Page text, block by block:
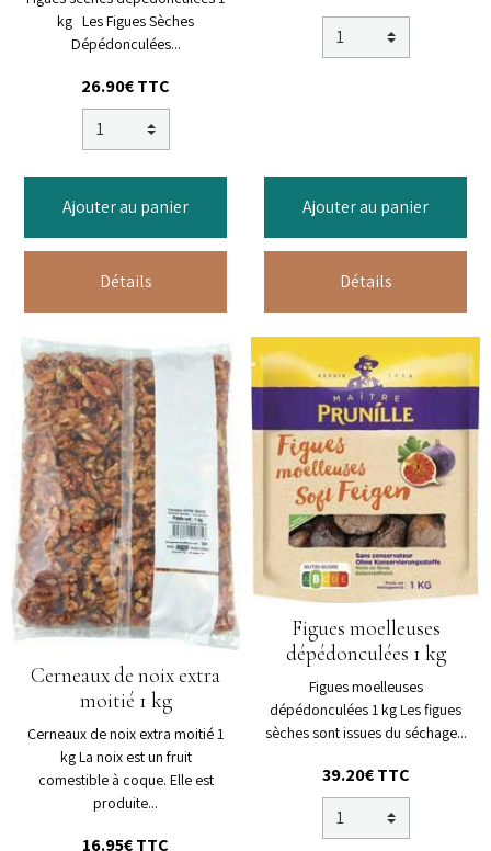
kg Les Figues Sèches
Dépédonculées...
26.90€ TTC
Ajouter au panier
Détails
Ajouter au panier
Détails
Cerneaux de noix extra
moitié 1 kg
Cerneaux de noix extra moitié 1
kg La noix est un fruit
comestible à coque. Elle est
produite...
16.95€ TTC
Figues moelleuses
dépédonculées 1 kg
Figues moelleuses
dépédonculées 1 kg Les figues
sèches sont issues du séchage...
39.20€ TTC